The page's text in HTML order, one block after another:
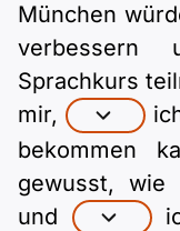
München
verbessern
Sprachkurs
mir,
bekommen
gewusst, wie
und